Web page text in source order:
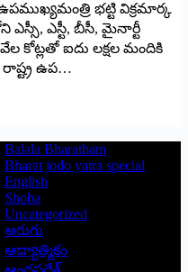
భట్టి విక్రమార్క
ఎస్టీ, బీసీ, మైనార్టీ
కోట్లతో ఐదు లక్షల మందికి
ఉప…
Balala Bharatham
Bharat jodo yatra special
English
Shoba
Uncategorized
అరుగు
ఆద్యాత్మికం